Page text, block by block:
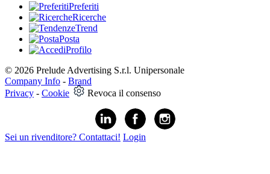
Preferiti
Ricerche
Trend
Posta
Profilo
© 2026 Prelude Advertising S.r.l. Unipersonale
Company Info - Brand
Privacy - Cookie Revoca il consenso
Sei un rivenditore? Contattaci! Login